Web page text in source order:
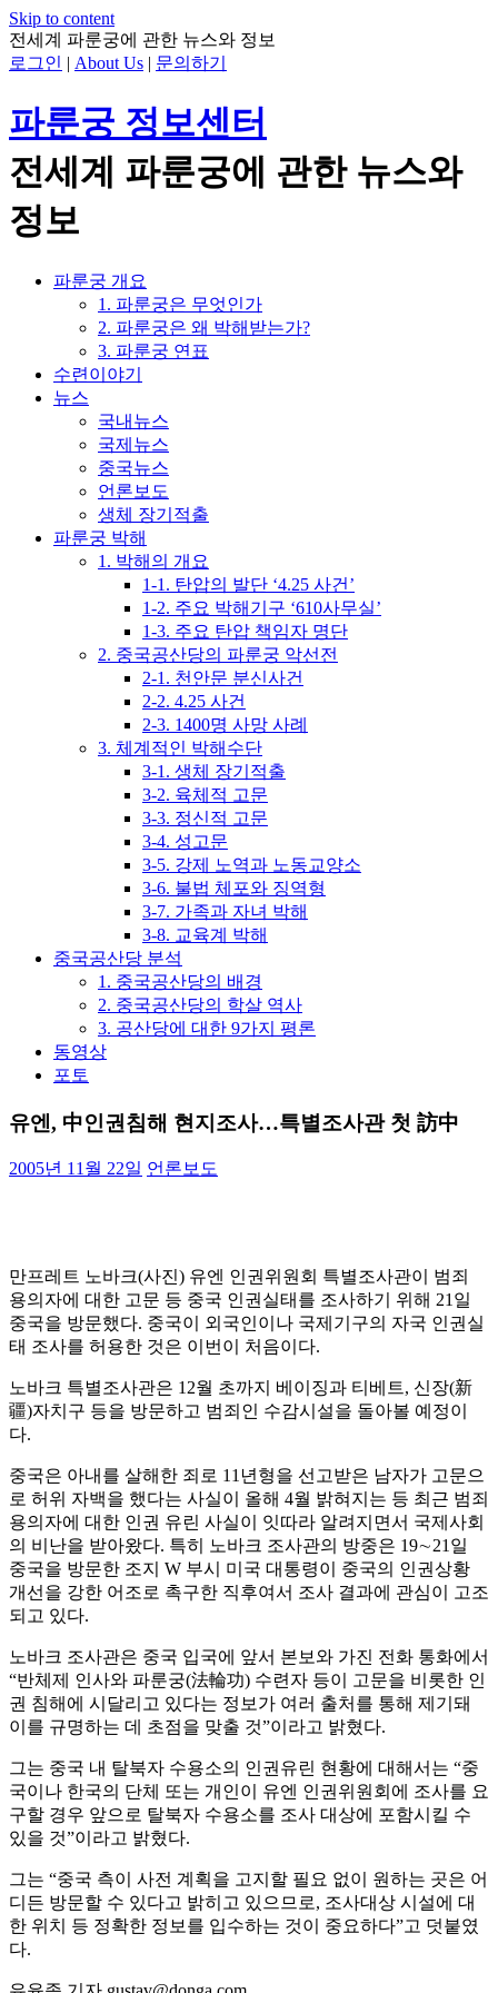
Skip to content
전세계 파룬궁에 관한 뉴스와 정보
로그인 | About Us | 문의하기
파룬궁 정보센터
전세계 파룬궁에 관한 뉴스와
정보
파룬궁 개요
1. 파룬궁은 무엇인가
2. 파룬궁은 왜 박해받는가?
3. 파룬궁 연표
수련이야기
뉴스
국내뉴스
국제뉴스
중국뉴스
언론보도
생체 장기적출
파룬궁 박해
1. 박해의 개요
1-1. 탄압의 발단 ‘4.25 사건’
1-2. 주요 박해기구 ‘610사무실’
1-3. 주요 탄압 책임자 명단
2. 중국공산당의 파룬궁 악선전
2-1. 천안문 분신사건
2-2. 4.25 사건
2-3. 1400명 사망 사례
3. 체계적인 박해수단
3-1. 생체 장기적출
3-2. 육체적 고문
3-3. 정신적 고문
3-4. 성고문
3-5. 강제 노역과 노동교양소
3-6. 불법 체포와 징역형
3-7. 가족과 자녀 박해
3-8. 교육계 박해
중국공산당 분석
1. 중국공산당의 배경
2. 중국공산당의 학살 역사
3. 공산당에 대한 9가지 평론
동영상
포토
유엔, 中인권침해 현지조사…특별조사관 첫 訪中
2005년 11월 22일 언론보도
만프레트 노바크(사진) 유엔 인권위원회 특별조사관이 범죄
용의자에 대한 고문 등 중국 인권실태를 조사하기 위해 21일
중국을 방문했다. 중국이 외국인이나 국제기구의 자국 인권실
태 조사를 허용한 것은 이번이 처음이다.
노바크 특별조사관은 12월 초까지 베이징과 티베트, 신장(新
疆)자치구 등을 방문하고 범죄인 수감시설을 돌아볼 예정이
다.
중국은 아내를 살해한 죄로 11년형을 선고받은 남자가 고문으
로 허위 자백을 했다는 사실이 올해 4월 밝혀지는 등 최근 범죄
용의자에 대한 인권 유린 사실이 잇따라 알려지면서 국제사회
의 비난을 받아왔다. 특히 노바크 조사관의 방중은 19∼21일
중국을 방문한 조지 W 부시 미국 대통령이 중국의 인권상황
개선을 강한 어조로 촉구한 직후여서 조사 결과에 관심이 고조
되고 있다.
노바크 조사관은 중국 입국에 앞서 본보와 가진 전화 통화에서
“반체제 인사와 파룬궁(法輪功) 수련자 등이 고문을 비롯한 인
권 침해에 시달리고 있다는 정보가 여러 출처를 통해 제기돼
이를 규명하는 데 초점을 맞출 것”이라고 밝혔다.
그는 중국 내 탈북자 수용소의 인권유린 현황에 대해서는 “중
국이나 한국의 단체 또는 개인이 유엔 인권위원회에 조사를 요
구할 경우 앞으로 탈북자 수용소를 조사 대상에 포함시킬 수
있을 것”이라고 밝혔다.
그는 “중국 측이 사전 계획을 고지할 필요 없이 원하는 곳은 어
디든 방문할 수 있다고 밝히고 있으므로, 조사대상 시설에 대
한 위치 등 정확한 정보를 입수하는 것이 중요하다”고 덧붙였
다.